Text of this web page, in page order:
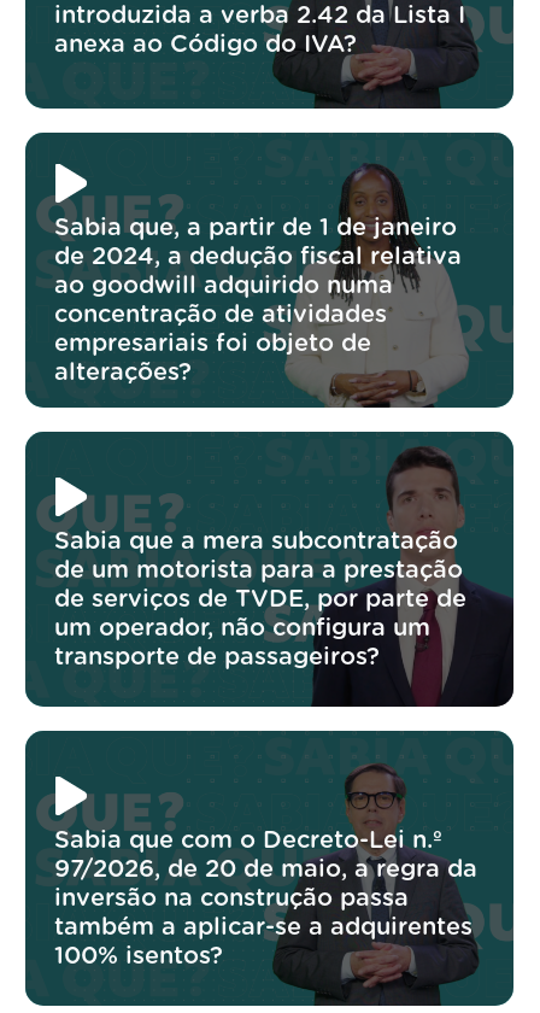
introduzida a verba 2.42 da Lista I
anexa ao Código do IVA?
Sabia que, a partir de 1 de janeiro
de 2024, a dedução fiscal relativa
ao goodwill adquirido numa
concentração de atividades
empresariais foi objeto de
alterações?
Sabia que a mera subcontratação
de um motorista para a prestação
de serviços de TVDE, por parte de
um operador, não configura um
transporte de passageiros?
Sabia que com o Decreto-Lei n.º
97/2026, de 20 de maio, a regra da
inversão na construção passa
também a aplicar-se a adquirentes
100% isentos?